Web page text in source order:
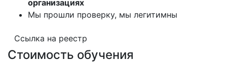
организациях
Мы прошли проверку, мы легитимны
Ссылка на реестр
Стоимость обучения